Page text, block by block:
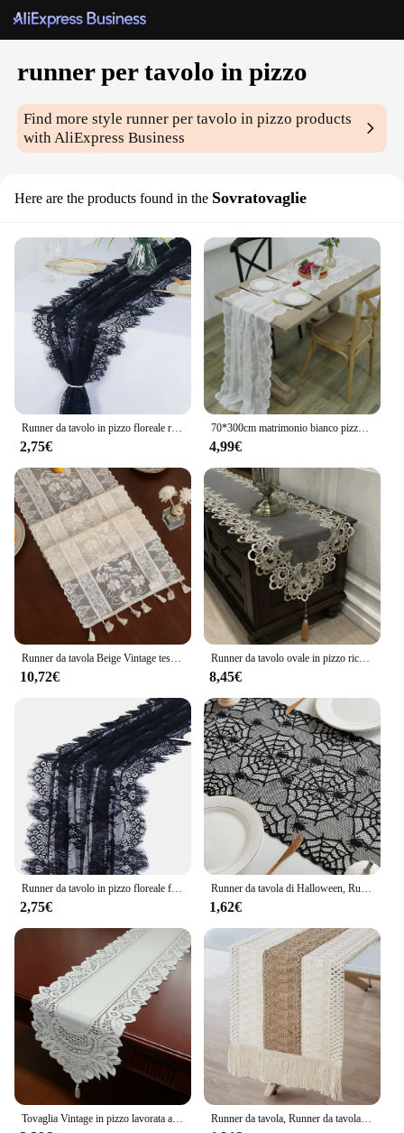
runner per tavolo in pizzo
Find more stylerunner per tavolo in pizzo products
with AliExpress Business
Here are the products found in the Sovratovaglie
Runner da tavolo in pizzo floreale ricamato da 10 piedi Vintage bianco/nero decorazioni per la tavola da pranzo di nozze copritavolo per la festa di nozze
2,75€
70*300cm matrimonio bianco pizzo fiore Runner romantico Laciness tavolo da pranzo decorazione moderna addio al nubilato partito copritavolo
4,99€
Runner da tavola Beige Vintage tessuto misto cotone pizzo all'uncinetto natalizio con nappa per la decorazione della tavola da caffè decorazione di nozze
10,72€
Runner da tavolo ovale in pizzo ricamato mobile TV tovaglia ciondolo in pizzo nappa comò bandiera da tavolo copertura antipolvere tovaglia natalizia
8,45€
Runner da tavolo in pizzo floreale francese trasparente bianco nero Tulle rettangolo matrimonio addio al nubilato festa tavolo da pranzo copertura fornitura da cucina
2,75€
Runner da tavola di Halloween, Runner da tavola ragnatela in pizzo nero per decorazioni da tavola di Halloween,
1,62€
Tovaglia Vintage in pizzo lavorata a maglia floreale Runner bordo con nappe tovaglia decorazione per feste a casa di nozze Runner da tavola, Runner da tavola Boho in tela naturale decorazione moderna della fattoria pizzo all'uncinetto in cotone intrecciato rustico per la decorazione del tavolo